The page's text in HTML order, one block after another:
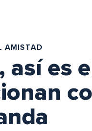
AMISTAD
así es